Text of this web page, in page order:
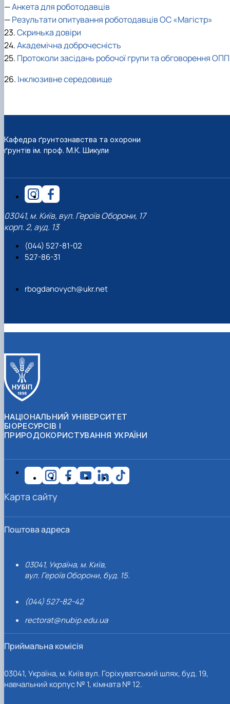
—Анкета для роботодавців
—Результати опитування роботодавців ОС «Магістр»
23.Скринька довіри
24.Академічна доброчесність
25. Протоколи засідань робочої групи та обговорення ОПП
26. Інклюзивне середовище
Кафедра ґрунтознавства та охорони
ґрунтів ім. проф. М.К. Шикули
03041, м. Київ, вул. Героїв Оборони, 17
корп. 2, ауд. 13
(044) 527-81-02
527-86-31
rbogdanovych@ukr.net
НАЦІОНАЛЬНИЙ УНІВЕРСИТЕТ
БІОРЕСУРСІВ І
ПРИРОДОКОРИСТУВАННЯ УКРАЇНИ
Поштова адреса
03041, Україна, м. Київ,
вул. Героїв Оборони, буд. 15.
(044) 527-82-42
rectorat@nubip.edu.ua
Приймальна комісія
03041, Україна, м. Київ вул. Горіхуватський шлях, буд. 19,
навчальний корпус № 1, кімната № 12.
Карта сайту